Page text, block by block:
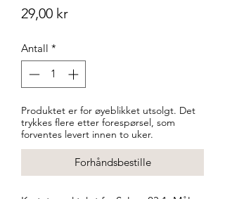
29,00 krPris
Antall *
Produktet er for øyeblikket utsolgt. Det
trykkes flere etter forespørsel, som
forventes levert innen to uker.
Forhåndsbestille